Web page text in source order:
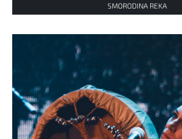
SMORODINA REKA